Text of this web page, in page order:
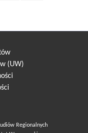
(UW)
Regionalnych